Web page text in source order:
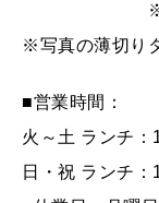
※ごはんへ
※写真の薄切り
■営業時間：
火～土 ランチ
日・祝 ランチ